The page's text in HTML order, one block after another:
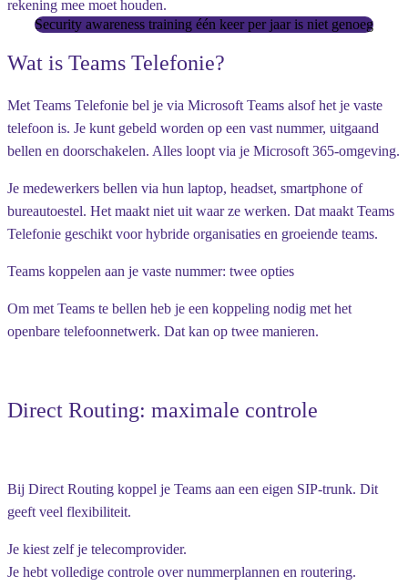
rekening mee moet houden.
Security awareness training één keer per jaar is niet genoeg
Wat is Teams Telefonie?
Met Teams Telefonie bel je via Microsoft Teams alsof het je vaste
telefoon is. Je kunt gebeld worden op een vast nummer, uitgaand
bellen en doorschakelen. Alles loopt via je Microsoft 365-omgeving.
Je medewerkers bellen via hun laptop, headset, smartphone of
bureautoestel. Het maakt niet uit waar ze werken. Dat maakt Teams
Telefonie geschikt voor hybride organisaties en groeiende teams.
Teams koppelen aan je vaste nummer: twee opties
Om met Teams te bellen heb je een koppeling nodig met het
openbare telefoonnetwerk. Dat kan op twee manieren.
Direct Routing: maximale controle
Bij Direct Routing koppel je Teams aan een eigen SIP-trunk. Dit
geeft veel flexibiliteit.
Je kiest zelf je telecomprovider.
Je hebt volledige controle over nummerplannen en routering.